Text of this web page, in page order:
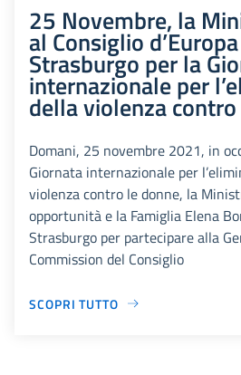
25 Novembre, la
al Consiglio
Strasburgo per la
internazionale per
della violenza
Domani, 25 novembre 2021, in
Giornata internazionale per
violenza contro le donne, la
opportunità e la Famiglia Elena
Strasburgo per partecipare alla
Commission del Consiglio
SCOPRI TUTTO